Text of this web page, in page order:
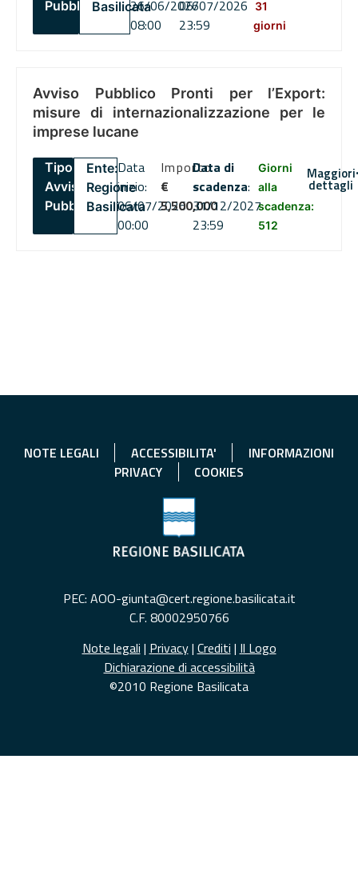
PubblicoBasilicata26/06/2026
08:00
06/07/2026
23:59
31
giorni
Avviso Pubblico Pronti per l’Export:
misure di internazionalizzazione per le
imprese lucane
Tipo:
Avviso
Pubblico
Ente:
Regione
Basilicata
Data
inizio:
06/07/2026
00:00
Importo
€
5,500,000
Data di
scadenza:
31/12/2027
23:59
Giorni
alla
scadenza:
512
Maggiori
dettagli
NOTE LEGALI ACCESSIBILITA'
INFORMAZIONI
PRIVACY
COOKIES
PEC: AOO-giunta@cert.regione.basilicata.it
C.F. 80002950766
Note legali | Privacy| Crediti | Il Logo
Dichiarazione di accessibilità
©2010 Regione Basilicata